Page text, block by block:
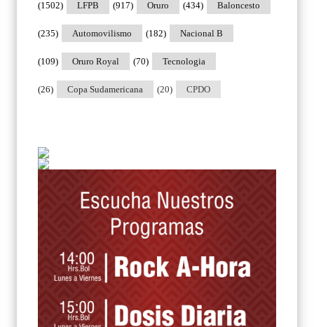
LFPB
(1502) Oruro
(917) Baloncesto
(434)
Automovilismo
(235) Nacional B
(182)
Oruro Royal
(109) Tecnologia
(70)
Copa Sudamericana
(26) CPDO
(20)